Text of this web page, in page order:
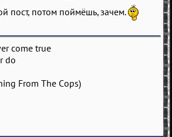
пост, потом поймёшь, зачем.
come true
do
From The Cops)